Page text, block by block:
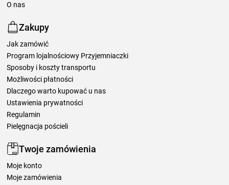
O nas
Zakupy
Jak zamówić
Program lojalnościowy Przyjemniaczki
Sposoby i koszty transportu
Możliwości płatności
Dlaczego warto kupować u nas
Ustawienia prywatności
Regulamin
Pielęgnacja pościeli
Twoje zamówienia
Moje konto
Moje zamówienia